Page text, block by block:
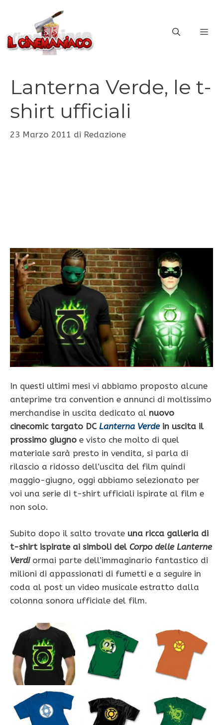
contenuto
Lanterna Verde, le t-
shirt ufficiali
23 Marzo 2011 di Redazione
In questi ultimi mesi vi abbiamo proposto alcune
anteprime tra convention e annunci di moltissimo
merchandise in uscita dedicato al nuovo
cinecomic targato DC Lanterna Verdein uscita il
prossimo giugno e visto che molto di quel
materiale sarà presto in vendita, si parla di
rilascio a ridosso dell’uscita del film quindi
maggio-giugno, oggi abbiamo selezionato per
voi una serie di t-shirt ufficiali ispirate al film e
non solo.
Subito dopo il salto trovate una ricca galleria di
t-shirt ispirate ai simboli del Corpo delle Lanterne
Verdiormai parte dell’immaginario fantastico di
milioni di appassionati di fumetti e a seguire in
coda al post un video musicale estratto dalla
colonna sonora ufficiale del film.